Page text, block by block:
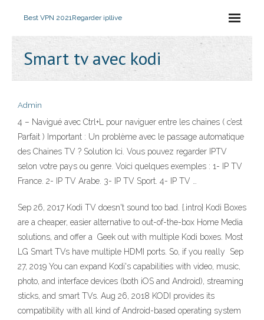
Best VPN 2021Regarder ipllive
Smart tv avec kodi
Admin
4 – Navigué avec Ctrl+L pour naviguer entre les chaines ( c’est
Parfait ) Important : Un problème avec le passage automatique
des Chaines TV ? Solution Ici. Vous pouvez regarder IPTV
selon votre pays ou genre. Voici quelques exemples : 1- IP TV
France. 2- IP TV Arabe. 3- IP TV Sport. 4- IP TV …
Sep 26, 2017 Kodi TV doesn't sound too bad. {.intro} Kodi Boxes
are a cheaper, easier alternative to out-of-the-box Home Media
solutions, and offer a Geek out with multiple Kodi boxes. Most
LG Smart TVs have multiple HDMI ports. So, if you really Sep
27, 2019 You can expand Kodi's capabilities with video, music,
photo, and interface devices (both iOS and Android), streaming
sticks, and smart TVs. Aug 26, 2018 KODI provides its
compatibility with all kind of Android-based operating system